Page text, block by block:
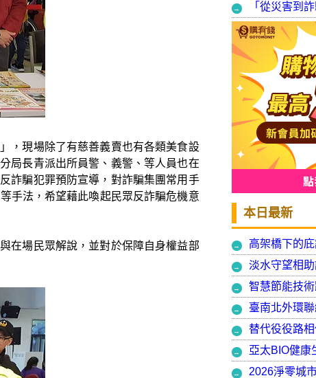
，現場除了有慈善義賣也有各類美食設
局長青派出所員警、義警、等人員也在
詐騙犯罪預防宣導，對詐騙集團常用手
手法，希望藉此喚起民眾反詐騙危機意
在場民眾解說，並對於保障自身權益部
本日最新